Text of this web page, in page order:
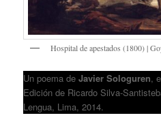
Hospital de apestados (1800) |
Un poema deJavier Sologuren,
Edición de Ricardo Silva-
Lengua, Lima, 2014.